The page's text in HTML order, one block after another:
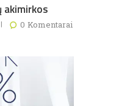
akimirkos
0 Komentarai